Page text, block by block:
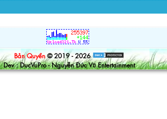
Bản Quyền © 2019 - 2026
Dev : DucVuPro - Nguyễn Đức Vũ Entertainment